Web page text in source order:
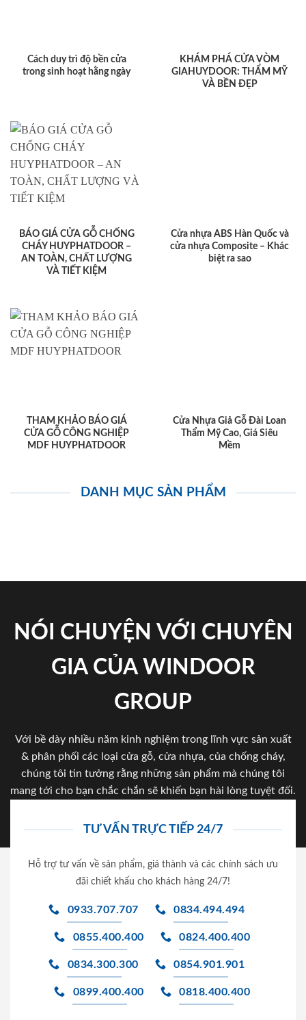
Cách duy trì độ bền cửa
trong sinh hoạt hằng ngày
KHÁM PHÁ CỬA VÒM
GIAHUYDOOR: THẨM MỸ
VÀ BỀN ĐẸP
BÁO GIÁ CỬA GỖ CHỐNG
CHÁY HUYPHATDOOR –
AN TOÀN, CHẤT LƯỢNG
VÀ TIẾT KIỆM
Cửa nhựa ABS Hàn Quốc và
cửa nhựa Composite – Khác
biệt ra sao
THAM KHẢO BÁO GIÁ
CỬA GỖ CÔNG NGHIỆP
MDF HUYPHATDOOR
Cửa Nhựa Giả Gỗ Đài Loan
Thẩm Mỹ Cao, Giá Siêu
Mềm
DANH MỤC SẢN PHẨM
NÓI CHUYỆN VỚI CHUYÊN
GIA CỦA WINDOOR
GROUP
Với bề dày nhiều năm kinh nghiệm trong lĩnh vực sản xuất
& phân phối các loại cửa gỗ, cửa nhựa, của chống cháy,
chúng tôi tin tưởng rằng những sản phẩm mà chúng tôi
mang tới cho bạn chắc chắn sẽ khiến bạn hài lòng tuyệt đối.
TƯ VẤN TRỰC TIẾP 24/7
Hỗ trợ tư vấn về sản phẩm, giá thành và các chính sách ưu
đãi chiết khấu cho khách hàng 24/7!
0933.707.707 0834.494.494
0855.400.400 0824.400.400
0834.300.300 0854.901.901
0899.400.400 0818.400.400